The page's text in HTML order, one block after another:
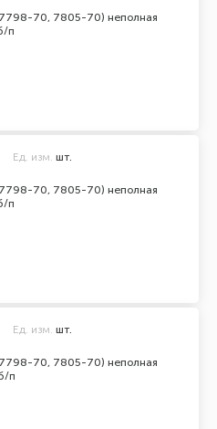
70, 7805-70) неполная
п
70, 7805-70) неполная
п
Ед. изм. шт.
70, 7805-70) неполная
п
Ед. изм. шт.